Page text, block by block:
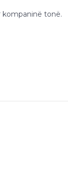
kompaninë tonë.